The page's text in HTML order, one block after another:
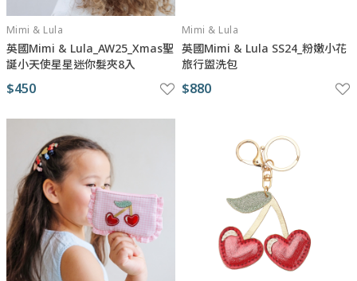
Mimi & Lula
英國Mimi & Lula_AW25_Xmas聖
誕小天使星星迷你髮夾8入
$450
Mimi & Lula
英國Mimi & Lula SS24_粉嫩小花
旅行盥洗包
$880